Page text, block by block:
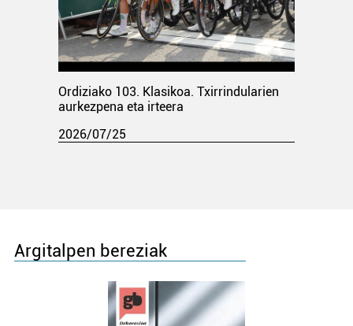
Ordiziako 103. Klasikoa. Txirrindularien
aurkezpena eta irteera
2026/07/25
Argitalpen bereziak